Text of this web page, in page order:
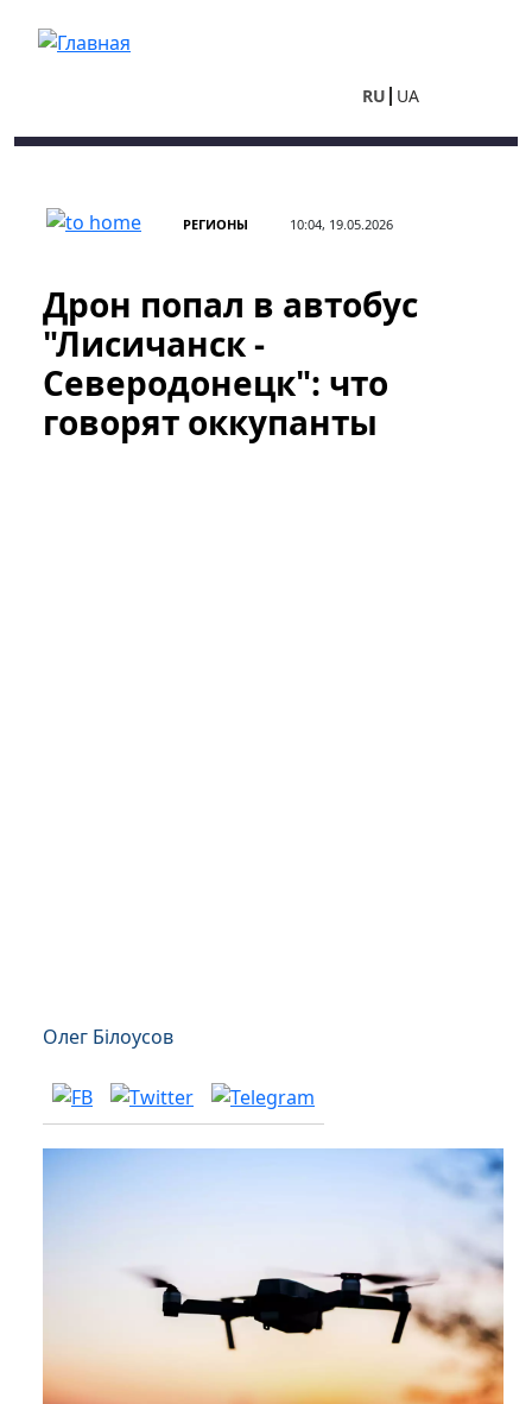
RU UA
РЕГИОНЫ 10:04, 19.05.2026
Дрон попал в автобус
"Лисичанск -
Северодонецк": что
говорят оккупанты
Олег Білоусов